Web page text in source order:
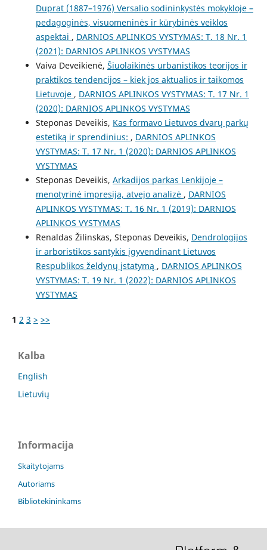
Duprat (1887–1976) Versalio sodininkystės mokykloje –
pedagoginės, visuomeninės ir kūrybinės veiklos
aspektai , DARNIOS APLINKOS VYSTYMAS: T. 18 Nr. 1
(2021): DARNIOS APLINKOS VYSTYMAS
Vaiva Deveikienė, Šiuolaikinės urbanistikos teorijos ir
praktikos tendencijos – kiek jos aktualios ir taikomos
Lietuvoje , DARNIOS APLINKOS VYSTYMAS: T. 17 Nr. 1
(2020): DARNIOS APLINKOS VYSTYMAS
Steponas Deveikis, Kas formavo Lietuvos dvarų parkų
estetiką ir sprendinius: , DARNIOS APLINKOS
VYSTYMAS: T. 17 Nr. 1 (2020): DARNIOS APLINKOS
VYSTYMAS
Steponas Deveikis, Arkadijos parkas Lenkijoje –
menotyrinė impresija, atvejo analizė , DARNIOS
APLINKOS VYSTYMAS: T. 16 Nr. 1 (2019): DARNIOS
APLINKOS VYSTYMAS
Renaldas Žilinskas, Steponas Deveikis, Dendrologijos
ir arboristikos santykis įgyvendinant Lietuvos
Respublikos želdynų įstatymą , DARNIOS APLINKOS
VYSTYMAS: T. 19 Nr. 1 (2022): DARNIOS APLINKOS
VYSTYMAS
1 2 3 > >>
Kalba
English
Lietuvių
Informacija
Skaitytojams
Autoriams
Bibliotekininkams